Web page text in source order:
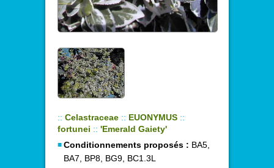
:: Celastraceae :: EUONYMUS ::
fortunei :: 'Emerald Gaiety'
Conditionnements proposés : BA5,
BA7, BP8, BG9, BC1.3L